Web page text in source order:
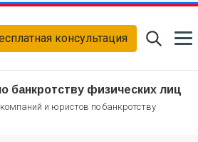
консультация
банкротству физических лиц
и юристов по банкротству